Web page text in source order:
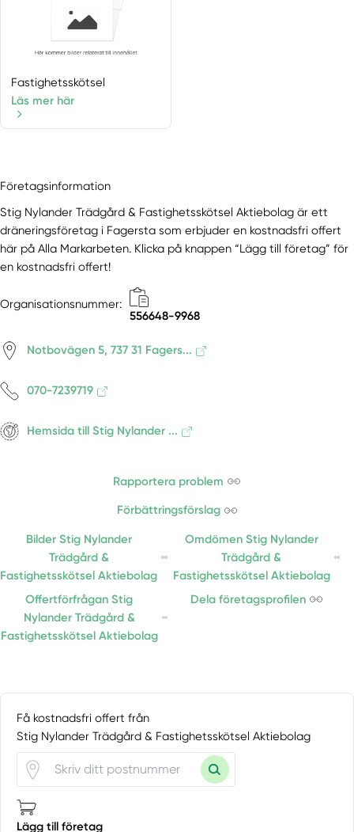
Fastighetsskötsel
Läs mer här
Företagsinformation
Stig Nylander Trädgård & Fastighetsskötsel Aktiebolag är ett
dräneringsföretag i Fagersta som erbjuder en kostnadsfri offert
här på Alla Markarbeten. Klicka på knappen “Lägg till företag” för
en kostnadsfri offert!
Organisationsnummer:
556648-9968
Notbovägen 5, 737 31 Fagers...
070-7239719
Hemsida till Stig Nylander ...
Rapportera problem
Förbättringsförslag
Bilder Stig Nylander
Trädgård &
Fastighetsskötsel Aktiebolag
Omdömen Stig Nylander
Trädgård &
Fastighetsskötsel Aktiebolag
Offertförfrågan Stig
Nylander Trädgård &
Fastighetsskötsel Aktiebolag
Dela företagsprofilen
Få kostnadsfri offert från
Stig Nylander Trädgård & Fastighetsskötsel Aktiebolag
Lägg till företag